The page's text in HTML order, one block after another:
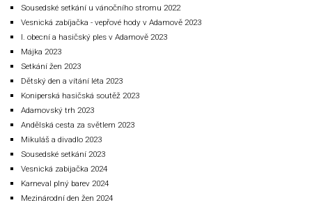
Sousedské setkání u vánočního stromu 2022
Vesnická zabíjačka - vepřové hody v Adamově 2023
I. obecní a hasičský ples v Adamově 2023
Májka 2023
Setkání žen 2023
Dětský den a vítání léta 2023
Koniperská hasičská soutěž 2023
Adamovský trh 2023
Andělská cesta za světlem 2023
Mikuláš a divadlo 2023
Sousedské setkání 2023
Vesnická zabijačka 2024
Karneval plný barev 2024
Mezinárodní den žen 2024